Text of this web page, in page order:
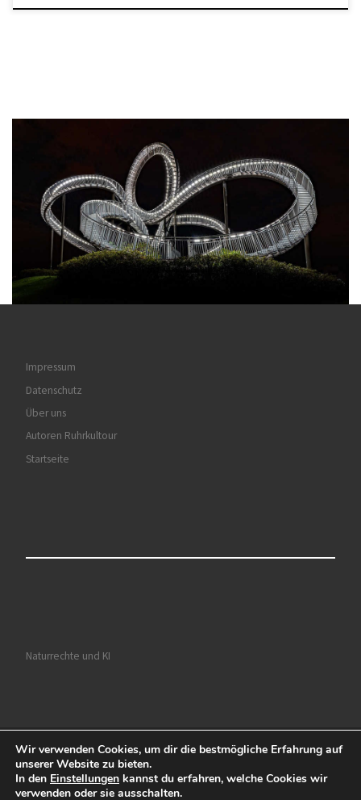
Impressum
Datenschutz
Über uns
Autoren Ruhrkultour
Startseite
Naturrechte und KI
© 2026Ruhrkultour– Alle Rechte vorbehalten
Präsentiert von WP– Entworfen mit demCustomizr-Theme
Wir verwenden Cookies, um dir die bestmögliche Erfahrung auf
unserer Website zu bieten.
In den Einstellungen kannst du erfahren, welche Cookies wir
verwenden oder sie ausschalten.